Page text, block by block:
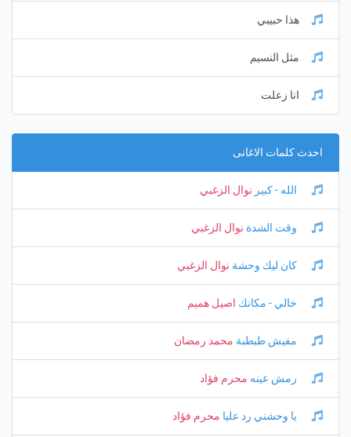
هذا حبيبي
مثل النسيم
انا زعلت
احدث كلمات الاغانى
الله - كبير نوال الزغبي
وقت الشدة نوال الزغبي
كان ليك وحشة نوال الزغبي
خالي - مكانك اصيل هميم
مفيش طبطبة محمد رمضان
رمش عينه محرم فؤاد
يا وحشني رد عليا محرم فؤاد